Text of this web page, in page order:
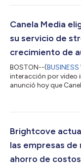
cliente y las
su potente
transformando su
Canela Media
su servicio de
crecimiento de
BOSTON--(BUSINESS
interacción por video
anunció hoy que
su servicio de
impulsará el
transmisión, escalar
Brightcove
las empresas de
ahorro de